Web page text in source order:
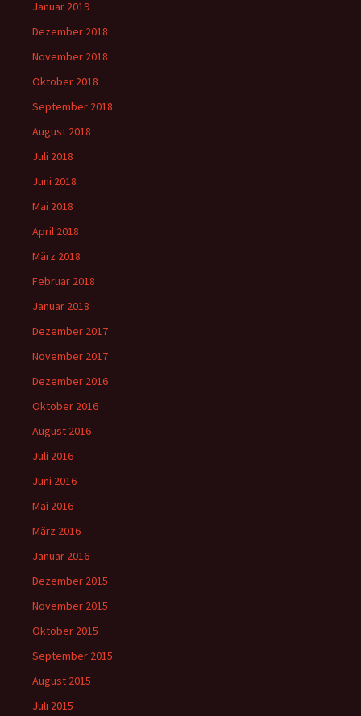
Januar 2019
Dezember 2018
November 2018
Oktober 2018
September 2018
August 2018
Juli 2018
Juni 2018
Mai 2018
April 2018
März 2018
Februar 2018
Januar 2018
Dezember 2017
November 2017
Dezember 2016
Oktober 2016
August 2016
Juli 2016
Juni 2016
Mai 2016
März 2016
Januar 2016
Dezember 2015
November 2015
Oktober 2015
September 2015
August 2015
Juli 2015